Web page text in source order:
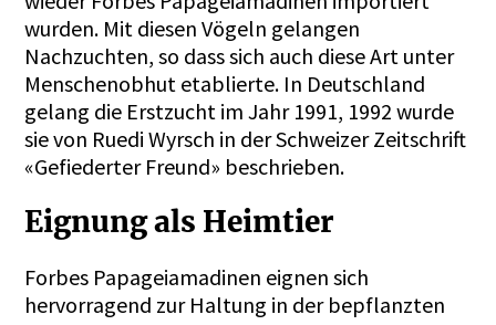
wurden. Mit diesen Vögeln gelangen
Nachzuchten, so dass sich auch diese Art unter
Menschenobhut etablierte. In Deutschland
gelang die Erstzucht im Jahr 1991, 1992 wurde
sie von Ruedi Wyrsch in der Schweizer Zeitschrift
«Gefiederter Freund» beschrieben.
Eignung als Heimtier
Forbes Papageiamadinen eignen sich
hervorragend zur Haltung in der bepflanzten